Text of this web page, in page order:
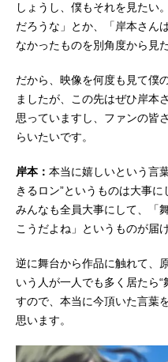
しょうし、僕もそれを見たい
だろうな」とか、「岸本さん
なかったものを別角度から見
だから、映像を何度も見て僕
ましたが、この先はぜひ岸本
思っていますし、ファンの皆
らいたいです。
岸本： 本当に嬉しいという言
きるロン”というものは大事
みんなも全員大事にして、「
こうだよね」というものが届
逆に舞台から作品に触れて、
いう人が一人でも多く居たら
すので、本当に今頂いた言葉
思います。